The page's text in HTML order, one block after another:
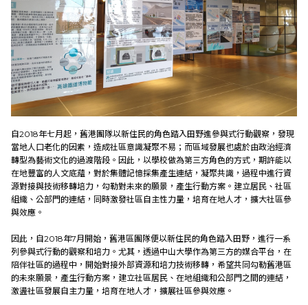
自2018年七月起，舊港團隊以新住民的角色踏入田野進參與式行動觀察，發現
當地人口老化的因素，造成社區意識凝聚不易；而區域發展也處於由政治經濟
轉型為藝術文化的過渡階段。因此，以學校做為第三方角色的方式，期許能以
在地豐富的人文底蘊，對於集體記憶採集產生連結，凝聚共識，過程中進行資
源對接與技術移轉培力，勾勒對未來的願景，產生行動方案。建立居民、社區
組織、公部門的連結，同時激發社區自主性力量，培育在地人才，擴大社區參
與效應。
因此，自2018年7月開始，舊港區團隊便以新住民的角色踏入田野，進行一系
列參與式行動的觀察和培力。尤其，透過中山大學作為第三方的媒合平台，在
陪伴社區的過程中，開始對接外部資源和培力技術移轉，希望共同勾勒舊港區
的未來願景，產生行動方案，建立社區居民、在地組織和公部門之間的連結，
激盪社區發展自主力量，培育在地人才，擴展社區參與效應。